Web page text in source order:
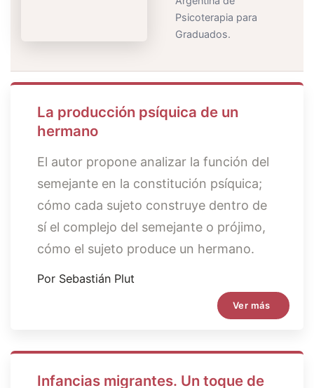
Psicoterapia para
Graduados.
La producción psíquica de un
hermano
El autor propone analizar la función del
semejante en la constitución psíquica;
cómo cada sujeto construye dentro de
sí el complejo del semejante o prójimo,
cómo el sujeto produce un hermano.
Por Sebastián Plut
Ver más
Infancias migrantes. Un toque de